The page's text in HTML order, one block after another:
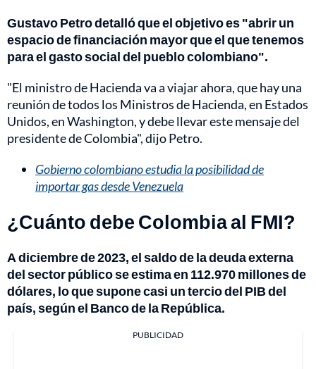
Gustavo Petro detalló que el objetivo es "abrir un
espacio de financiación mayor que el que tenemos
para el gasto social del pueblo colombiano".
"El ministro de Hacienda va a viajar ahora, que hay una
reunión de todos los Ministros de Hacienda, en Estados
Unidos, en Washington, y debe llevar este mensaje del
presidente de Colombia", dijo Petro.
Gobierno colombiano estudia la posibilidad de
importar gas desde Venezuela
¿Cuánto debe Colombia al FMI?
A diciembre de 2023, el saldo de la deuda externa
del sector público se estima en 112.970 millones de
dólares, lo que supone casi un tercio del PIB del
país, según el Banco de la República.
PUBLICIDAD